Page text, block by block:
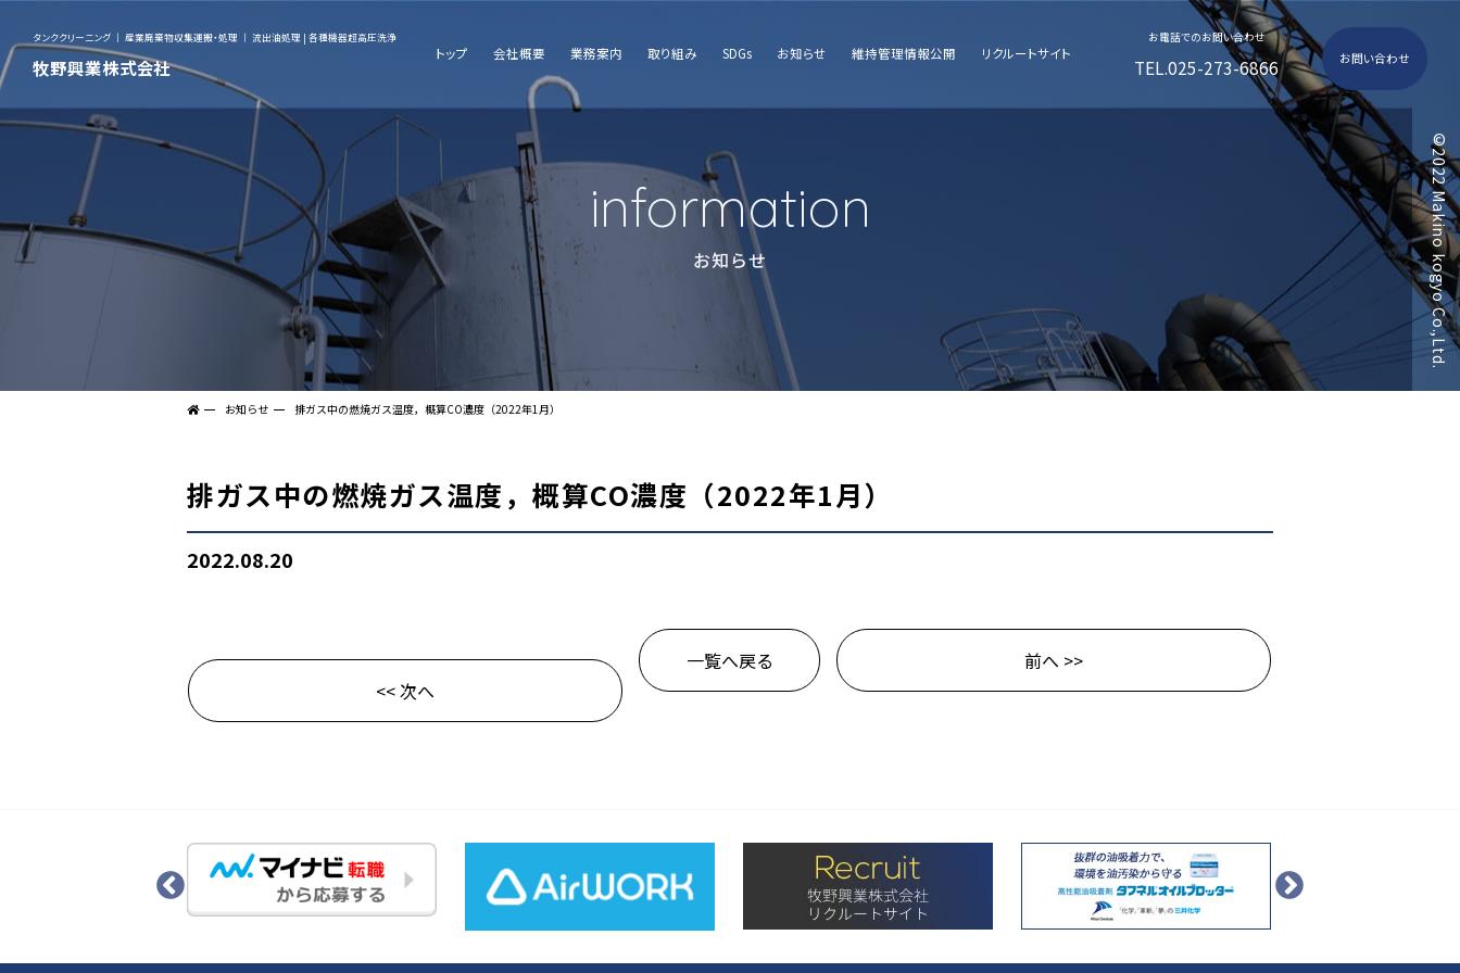
タンククリーニング ｜ 産業廃棄物収集運搬・処理 ｜ 流出油処理 | 各種機器超高圧洗浄
牧野興業株式会社
トップ 会社概要 業務案内 取り組み SDGs お知らせ 維持管理情報公開 リクルートサイト
お電話でのお問い合わせ
TEL.025-273-6866 お問い合わせ
information
お知らせ
お知らせ 排ガス中の燃焼ガス温度，概算CO濃度（2022年1月）
排ガス中の燃焼ガス温度，概算CO濃度（2022年1月）
2022.08.20
<< 次へ
一覧へ戻る 前へ >>